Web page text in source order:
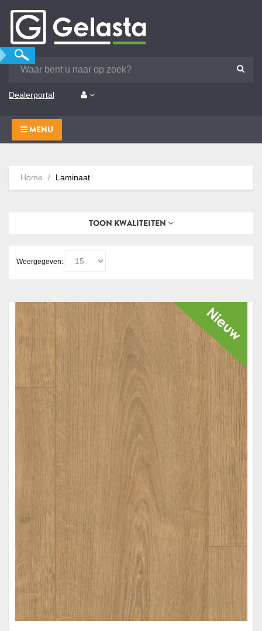
Dealerportal
MENU
Home Laminaat
TOON KWALITEITEN
Weergegeven: